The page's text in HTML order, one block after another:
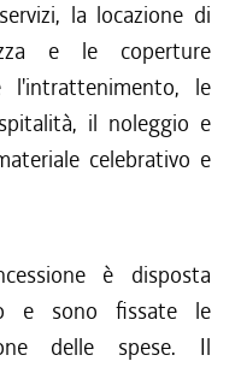
la locazione di
e le coperture
l'intrattenimento, le
il noleggio e
celebrativo e
è disposta
e sono fissate le
delle spese. Il